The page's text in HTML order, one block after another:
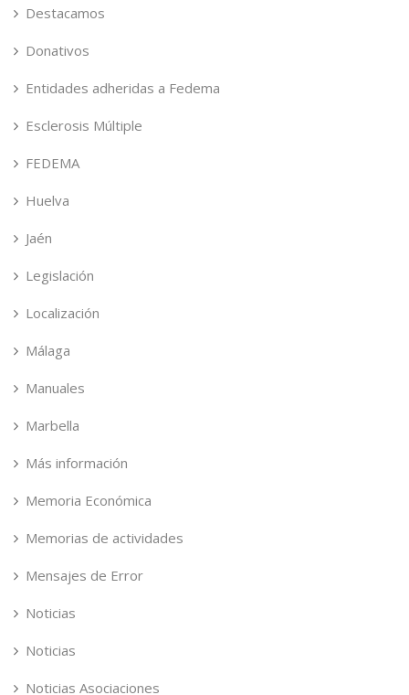
Destacamos
Donativos
Entidades adheridas a Fedema
Esclerosis Múltiple
FEDEMA
Huelva
Jaén
Legislación
Localización
Málaga
Manuales
Marbella
Más información
Memoria Económica
Memorias de actividades
Mensajes de Error
Noticias
Noticias
Noticias Asociaciones